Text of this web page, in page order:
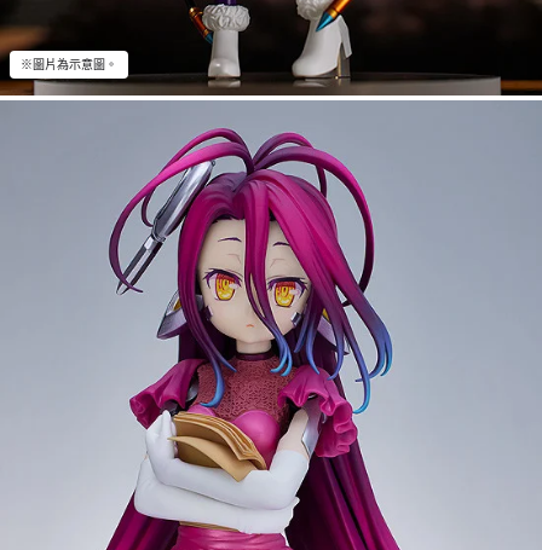
※圖片為示意圖。